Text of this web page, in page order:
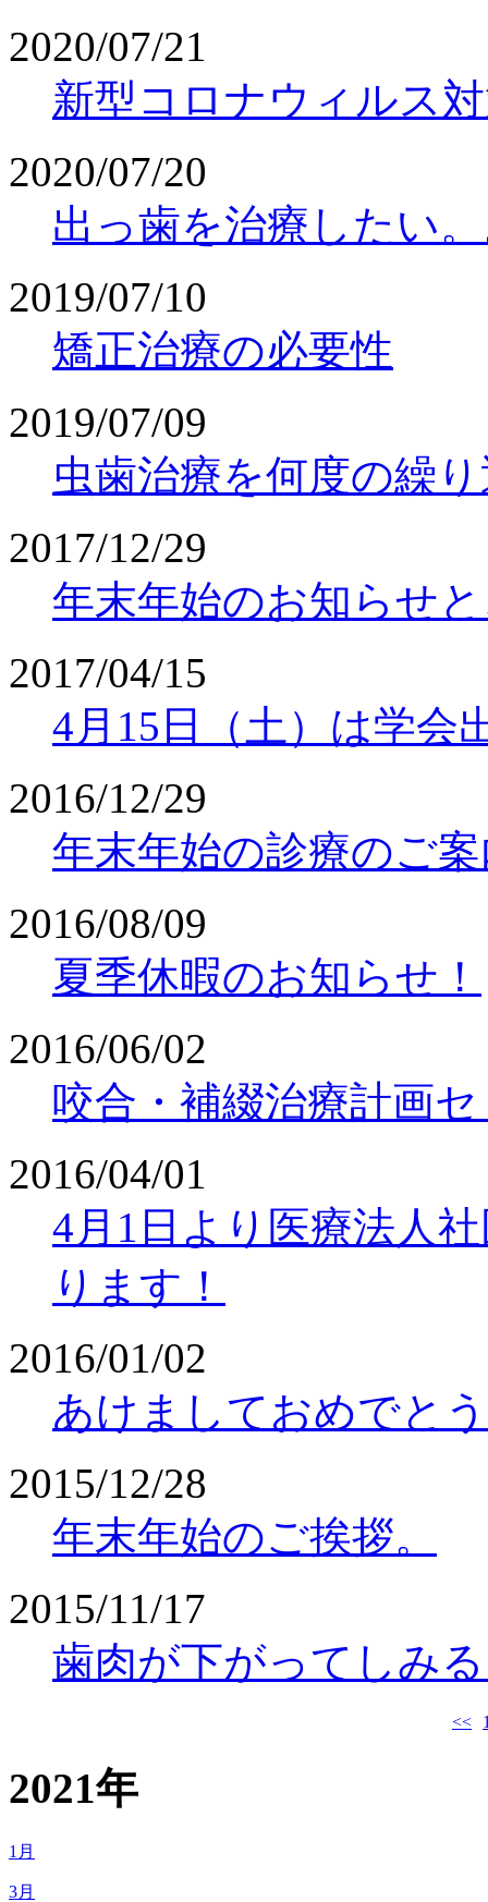
2020/07/21
新型コロナウィルス
2020/07/20
出っ歯を治療したい
2019/07/10
矯正治療の必要性
2019/07/09
虫歯治療を何度の繰
2017/12/29
年末年始のお知らせ
2017/04/15
4月15日（土）は学会
2016/12/29
年末年始の診療のご
2016/08/09
夏季休暇のお知らせ！
2016/06/02
咬合・補綴治療計画
2016/04/01
4月1日より医療法人
ります！
2016/01/02
あけましておめでと
2015/12/28
年末年始のご挨拶。
2015/11/17
歯肉が下がってしみ
<<
2021年
1月
3月